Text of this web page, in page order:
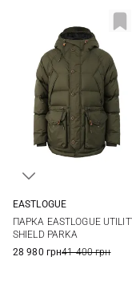
EASTLOGUE
ПАРКА EASTLOGUE
SHIELD PARKA
28 980 грн41 400 грн